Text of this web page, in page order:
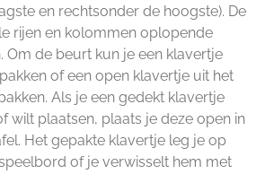
en rechtsonder de hoogste). De
rijen en kolommen oplopende
Om de beurt kun je een klavertje
of een open klavertje uit het
Als je een gedekt klavertje
wilt plaatsen, plaats je deze open in
Het gepakte klavertje leg je op
of je verwisselt hem met